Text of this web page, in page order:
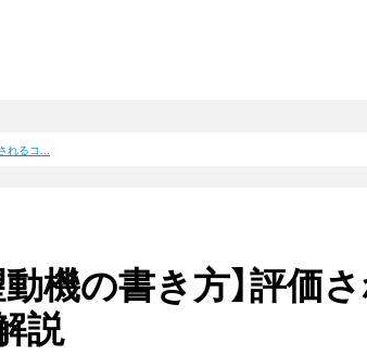
れるコ...
機の書き方】評価
説